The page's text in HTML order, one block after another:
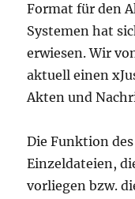
Format für den
Systemen hat
erwiesen. Wir
aktuell einen
Akten und
Die Funktion
Einzeldateien,
vorliegen bzw.